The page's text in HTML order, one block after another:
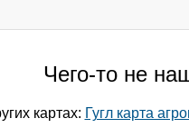
Чего-то не
картах: Гугл карта